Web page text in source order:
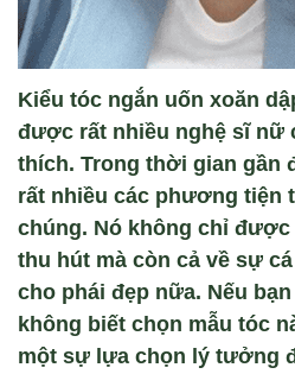
Kiểu tóc ngắn uốn xoăn
được rất nhiều nghệ sĩ nữ
thích. Trong thời gian gần
rất nhiều các phương tiện
chúng. Nó không chỉ
thu hút mà còn cả về sự
cho phái đẹp nữa. Nếu
không biết chọn mẫu tóc
một sự lựa chọn lý tưởng